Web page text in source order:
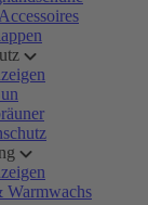
Warmwachs